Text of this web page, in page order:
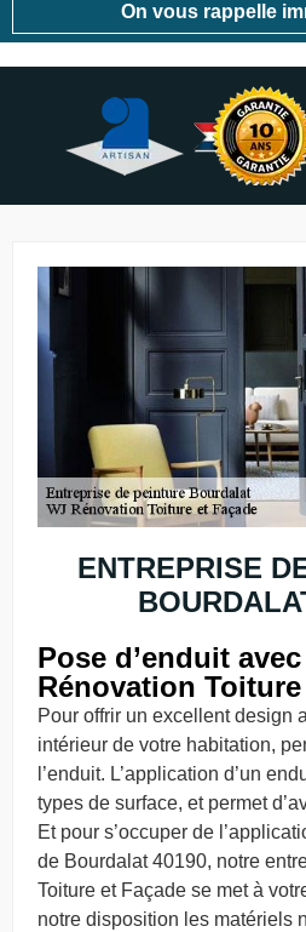
On vous rappelle
ENTREPRISE
Pose d’enduit
Rénovation
Pour offrir un excellent design
intérieur de votre habitation,
l’enduit. L’application d’un
types de surface, et permet
Et pour s’occuper de
de Bourdalat 40190, notre
Toiture et Façade se met à
notre disposition les matériels